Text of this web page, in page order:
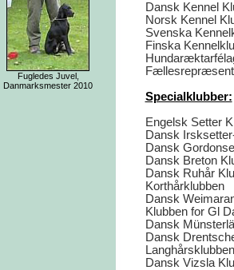
Fugledes Juvel,
Danmarksmester 2010
Dansk Kennel
Norsk Kennel
Svenska
Finska
Specialklubber:
Engelsk Setter
Dansk
Dansk
Dansk Breton
Dansk Ruhår
Korthårklubben
Dansk
Klubben for Gl
Dansk
Dansk
Langhårsklubben
Dansk Vizsla